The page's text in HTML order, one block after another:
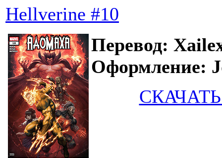
Hellverine #10
Перевод:
Оформление: